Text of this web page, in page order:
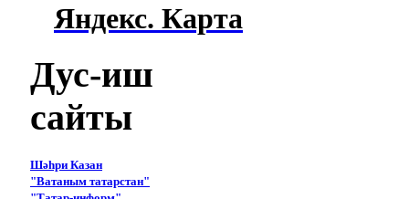
Яндекс. Карта
Дус-иш
сайты
Шәһри Казан
"Ватаным татарстан"